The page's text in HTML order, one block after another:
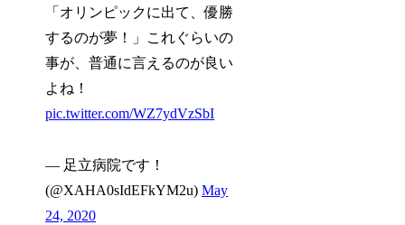
「オリンピックに出て、優勝
するのが夢！」これぐらいの
事が、普通に言えるのが良い
よね！
pic.twitter.com/WZ7ydVzSbI
— 足立病院です！
(@XAHA0sIdEFkYM2u)May
24, 2020